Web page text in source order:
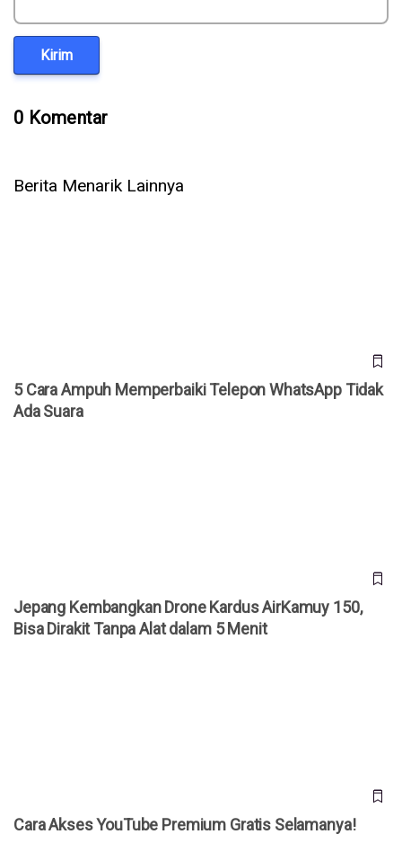
Kirim
0 Komentar
Berita Menarik Lainnya
5 Cara Ampuh Memperbaiki Telepon WhatsApp Tidak
Ada Suara
Jepang Kembangkan Drone Kardus AirKamuy 150,
Bisa Dirakit Tanpa Alat dalam 5 Menit
Cara Akses YouTube Premium Gratis Selamanya!